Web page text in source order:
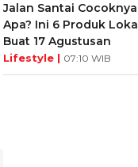
Jalan Santai
Apa? Ini 6 Produk
Buat 17 Agustusan
Lifestyle | 07:10 WIB